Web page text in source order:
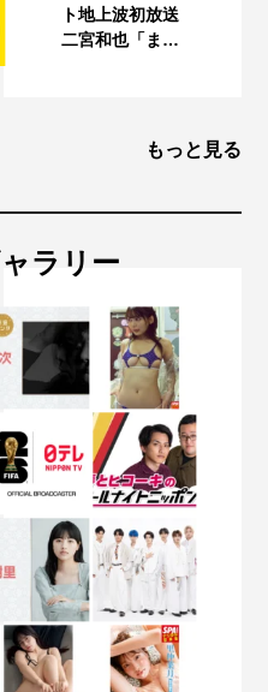
ト地上波初放送
二宮和也「ま…
もっと見る
ラリー